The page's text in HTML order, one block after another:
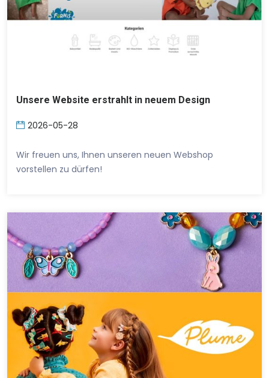
Unsere Website erstrahlt in neuem Design
2026-05-28
Wir freuen uns, Ihnen unseren neuen Webshop
vorstellen zu dürfen!